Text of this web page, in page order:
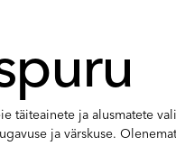
täiteainete ja alusmatete
ja värskuse.